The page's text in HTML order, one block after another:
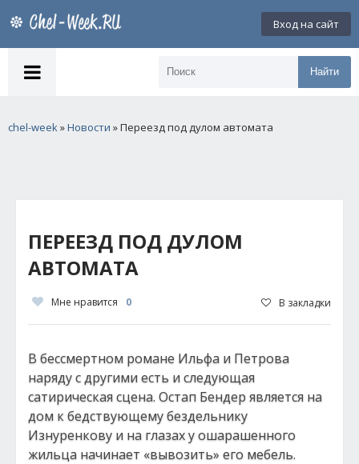
Вход на сайт
Найти
chel-week»Новости » Переезд под дулом автомата
ПЕРЕЕЗД ПОД ДУЛОМ
АВТОМАТА
Мне нравится 0 В закладки
В бессмертном романе Ильфа и Петрова
наряду с другими есть и следующая
сатирическая сцена. Остап Бендер является на
дом к бедствующему бездельнику
Изнуренкову и на глазах у ошарашенного
жильца начинает «вывозить» его мебель.